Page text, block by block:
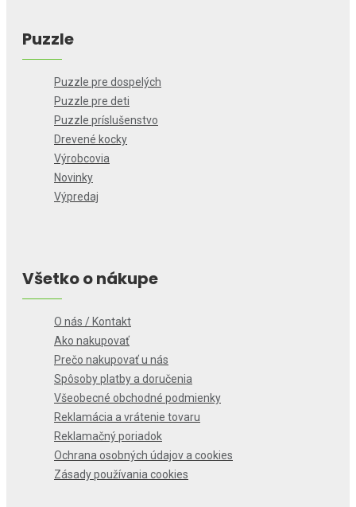
Puzzle
Puzzle pre dospelých
Puzzle pre deti
Puzzle príslušenstvo
Drevené kocky
Výrobcovia
Novinky
Výpredaj
Všetko o nákupe
O nás / Kontakt
Ako nakupovať
Prečo nakupovať u nás
Spôsoby platby a doručenia
Všeobecné obchodné podmienky
Reklamácia a vrátenie tovaru
Reklamačný poriadok
Ochrana osobných údajov a cookies
Zásady používania cookies